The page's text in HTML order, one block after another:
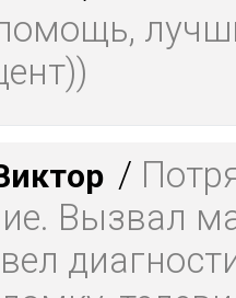
/
Вызвал